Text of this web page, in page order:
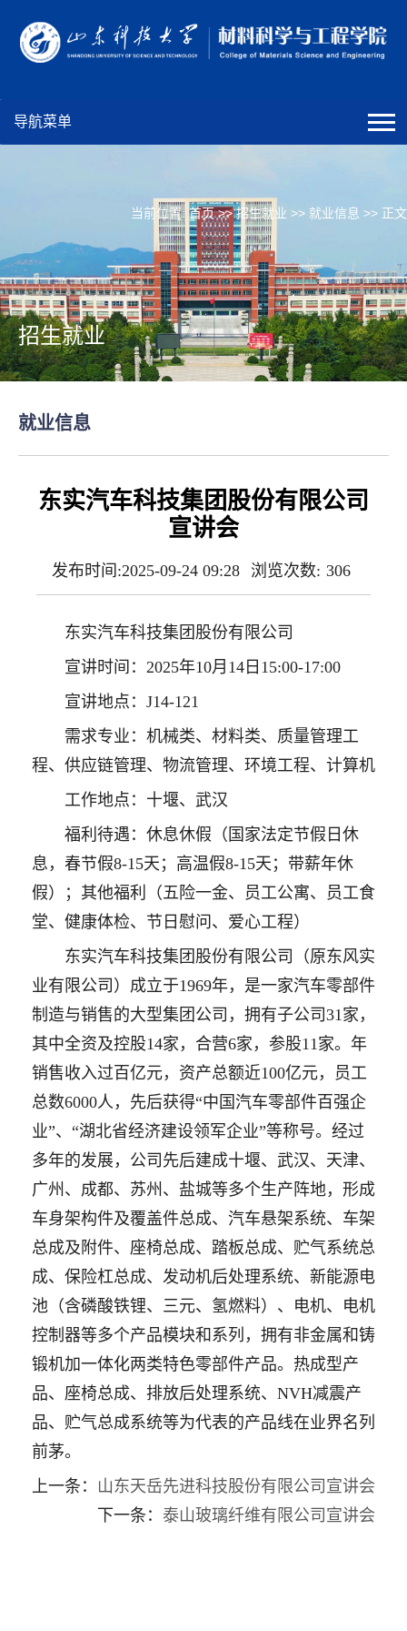
导航菜单
当前位置: 首页>>招生就业 >> 就业信息 >> 正文
招生就业
就业信息
东实汽车科技集团股份有限公司
宣讲会
发布时间:2025-09-24 09:28 浏览次数: 306
东实汽车科技集团股份有限公司
宣讲时间：2025年10月14日15:00-17:00
宣讲地点：J14-121
需求专业：机械类、材料类、质量管理工
程、供应链管理、物流管理、环境工程、计算机
工作地点：十堰、武汉
福利待遇：休息休假（国家法定节假日休
息，春节假8-15天；高温假8-15天；带薪年休
假）；其他福利（五险一金、员工公寓、员工食
堂、健康体检、节日慰问、爱心工程）
东实汽车科技集团股份有限公司（原东风实
业有限公司）成立于1969年，是一家汽车零部件
制造与销售的大型集团公司，拥有子公司31家，
其中全资及控股14家，合营6家，参股11家。年
销售收入过百亿元，资产总额近100亿元，员工
总数6000人，先后获得“中国汽车零部件百强企
业”、“湖北省经济建设领军企业”等称号。经过
多年的发展，公司先后建成十堰、武汉、天津、
广州、成都、苏州、盐城等多个生产阵地，形成
车身架构件及覆盖件总成、汽车悬架系统、车架
总成及附件、座椅总成、踏板总成、贮气系统总
成、保险杠总成、发动机后处理系统、新能源电
池（含磷酸铁锂、三元、氢燃料）、电机、电机
控制器等多个产品模块和系列，拥有非金属和铸
锻机加一体化两类特色零部件产品。热成型产
品、座椅总成、排放后处理系统、NVH减震产
品、贮气总成系统等为代表的产品线在业界名列
前茅。
上一条： ​山东天岳先进科技股份有限公司宣讲会
下一条： 泰山玻璃纤维有限公司宣讲会